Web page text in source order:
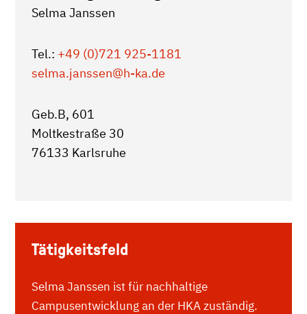
Selma Janssen
Tel.: +49 (0)721 925-1181
selma.janssen@h-ka.de
Geb.B, 601
Moltkestraße 30
76133 Karlsruhe
Tätigkeitsfeld
Selma Janssen ist für nachhaltige
Campusentwicklung an der HKA zuständig.